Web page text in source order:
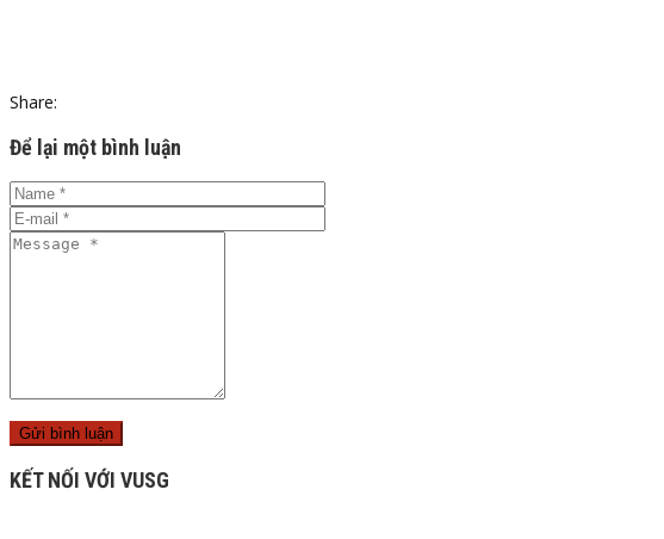
Share:
Để lại một bình luận
KẾT NỐI VỚI VUSG